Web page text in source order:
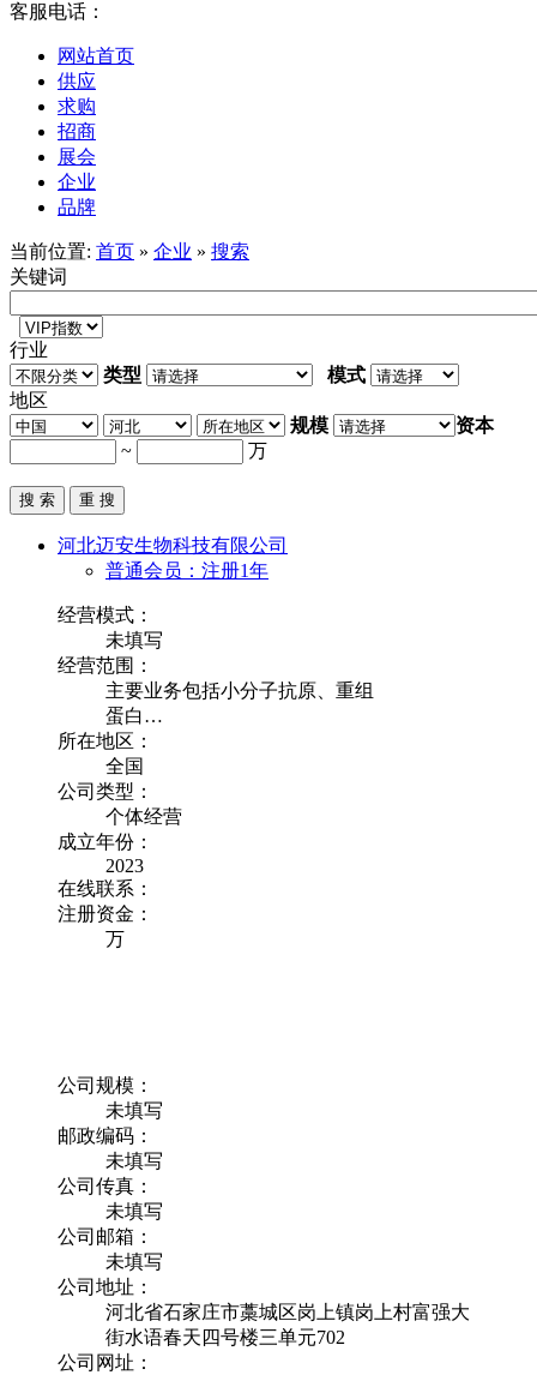
客服电话：
网站首页
供应
求购
招商
展会
企业
品牌
当前位置: 首页 » 企业 » 搜索
关键词
行业
类型
模式
地区
规模
资本
~
万
河北迈安生物科技有限公司
普通会员：注册1年
经营模式：
未填写
经营范围：
主要业务包括小分子抗原、重组
蛋白…
所在地区：
全国
公司类型：
个体经营
成立年份：
2023
在线联系：
注册资金：
万
公司规模：
未填写
邮政编码：
未填写
公司传真：
未填写
公司邮箱：
未填写
公司地址：
河北省石家庄市藁城区岗上镇岗上村富强大
街水语春天四号楼三单元702
公司网址：